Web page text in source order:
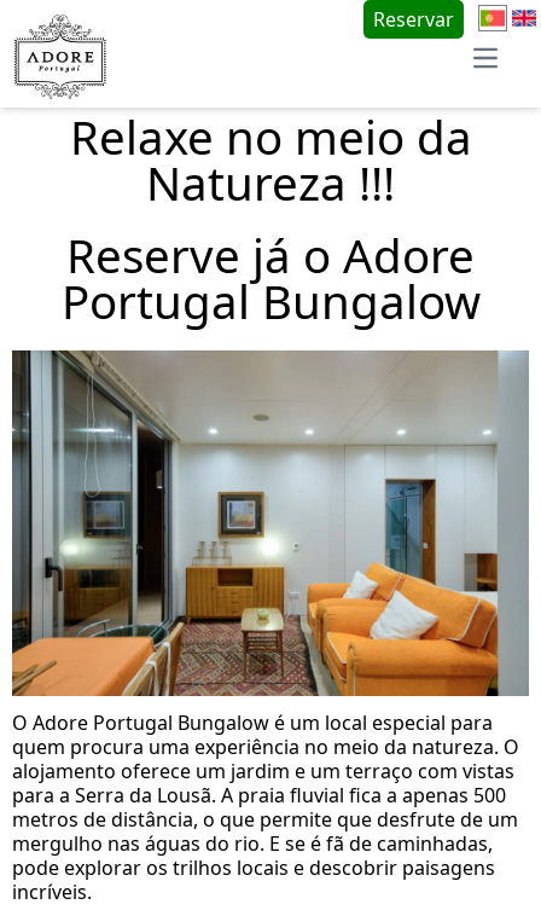
Reservar
Open
Relaxe no meio da
Natureza !!!
Reserve já o Adore
Portugal Bungalow
O Adore Portugal Bungalow é um local especial para
quem procura uma experiência no meio da natureza. O
alojamento oferece um jardim e um terraço com vistas
para a Serra da Lousã. A praia fluvial fica a apenas 500
metros de distância, o que permite que desfrute de um
mergulho nas águas do rio. E se é fã de caminhadas,
pode explorar os trilhos locais e descobrir paisagens
incríveis.